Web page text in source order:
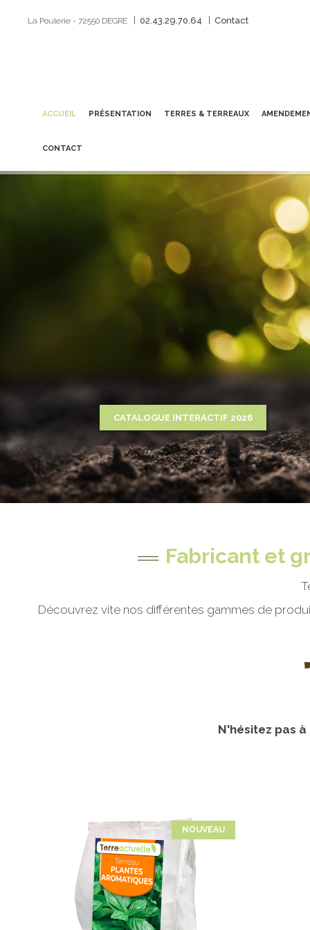
La Poulerie - 72550 DEGRE 02.43.29.70.64 Contact
ACCUEIL PRÉSENTATION TERRES & TERREAUX
CONTACT
Fabricant et
Découvrez vite nos différentes gammes de
N'hésitez pas à
NOUVEAU